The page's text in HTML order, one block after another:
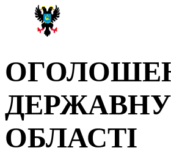
ДЕРЖАВНУ
ОБЛАСТІ